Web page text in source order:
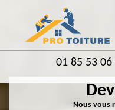
01 85 53 06
Nous vous